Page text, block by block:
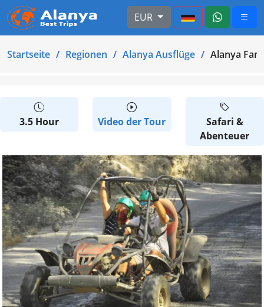
EUR
Startseite Regionen Alanya Ausflüge Alanya
3.5 Hour Video der Tour
Safari &
Abenteuer